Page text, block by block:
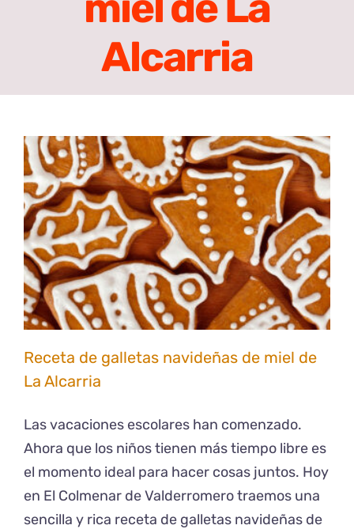
Alcarria
Receta de galletas navideñas de miel de
La Alcarria
Las vacaciones escolares han comenzado.
Ahora que los niños tienen más tiempo libre es
el momento ideal para hacer cosas juntos. Hoy
en El Colmenar de Valderromero traemos una
sencilla y rica receta de galletas navideñas de